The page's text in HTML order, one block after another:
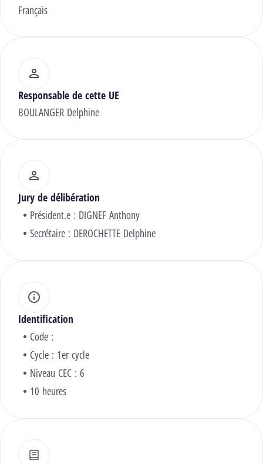
Français
Responsable de cette UE
BOULANGER Delphine
Jury de délibération
Président.e : DIGNEF Anthony
Secrétaire : DEROCHETTE Delphine
Identification
Code :
Cycle : 1er cycle
Niveau CEC : 6
10 heures